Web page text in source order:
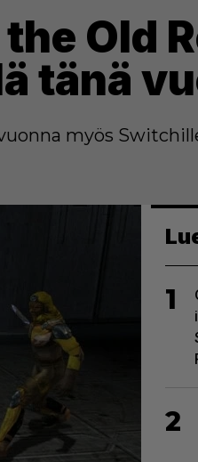
Old
tänä
myös
1
2